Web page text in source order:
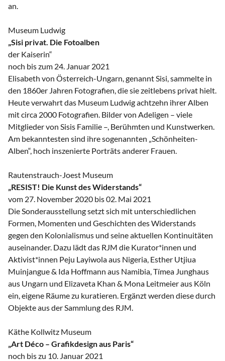
an.
Museum Ludwig
„Sisi privat. Die Fotoalben
der Kaiserin“
noch bis zum 24. Januar 2021
Elisabeth von Österreich-Ungarn, genannt Sisi, sammelte in
den 1860er Jahren Fotografien, die sie zeitlebens privat hielt.
Heute verwahrt das Museum Ludwig achtzehn ihrer Alben
mit circa 2000 Fotografien. Bilder von Adeligen – viele
Mitglieder von Sisis Familie –, Berühmten und Kunstwerken.
Am bekanntesten sind ihre sogenannten „Schönheiten-
Alben“, hoch inszenierte Porträts anderer Frauen.
Rautenstrauch-Joest Museum
„RESIST! Die Kunst des Widerstands“
vom 27. November 2020 bis 02. Mai 2021
Die Sonderausstellung setzt sich mit unterschiedlichen
Formen, Momenten und Geschichten des Widerstands
gegen den Kolonialismus und seine aktuellen Kontinuitäten
auseinander. Dazu lädt das RJM die Kurator*innen und
Aktivist*innen Peju Layiwola aus Nigeria, Esther Utjiua
Muinjangue & Ida Hoffmann aus Namibia, Tímea Junghaus
aus Ungarn und Elizaveta Khan & Mona Leitmeier aus Köln
ein, eigene Räume zu kuratieren. Ergänzt werden diese durch
Objekte aus der Sammlung des RJM.
Käthe Kollwitz Museum
„Art Déco – Grafikdesign aus Paris“
noch bis zu 10. Januar 2021